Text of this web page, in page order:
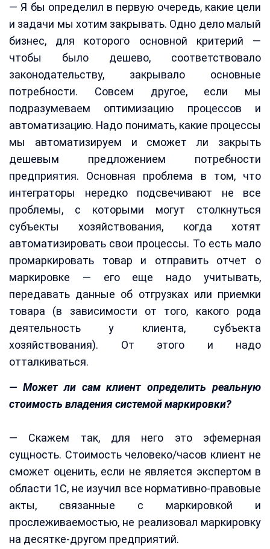
— Я бы определил в первую очередь, какие цели
и задачи мы хотим закрывать. Одно дело малый
бизнес, для которого основной критерий —
чтобы было дешево, соответствовало
законодательству, закрывало основные
потребности. Совсем другое, если мы
подразумеваем оптимизацию процессов и
автоматизацию. Надо понимать, какие процессы
мы автоматизируем и сможет ли закрыть
дешевым предложением потребности
предприятия. Основная проблема в том, что
интеграторы нередко подсвечивают не все
проблемы, с которыми могут столкнуться
субъекты хозяйствования, когда хотят
автоматизировать свои процессы. То есть мало
промаркировать товар и отправить отчет о
маркировке — его еще надо учитывать,
передавать данные об отгрузках или приемки
товара (в зависимости от того, какого рода
деятельность у клиента, субъекта
хозяйствования). От этого и надо
отталкиваться.
— Может ли сам клиент определить реальную
стоимость владения системой маркировки?
— Скажем так, для него это эфемерная
сущность. Стоимость человеко/часов клиент не
сможет оценить, если не является экспертом в
области 1С, не изучил все нормативно-правовые
акты, связанные с маркировкой и
прослеживаемостью, не реализовал маркировку
на десятке-другом предприятий.